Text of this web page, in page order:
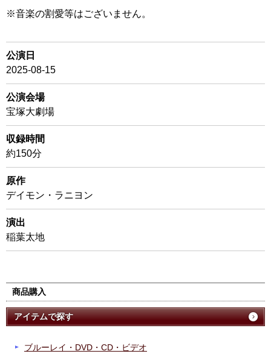
※音楽の割愛等はございません。
公演日
2025-08-15
公演会場
宝塚大劇場
収録時間
約150分
原作
デイモン・ラニヨン
演出
稲葉太地
商品購入
アイテムで探す
ブルーレイ・DVD・CD・ビデオ